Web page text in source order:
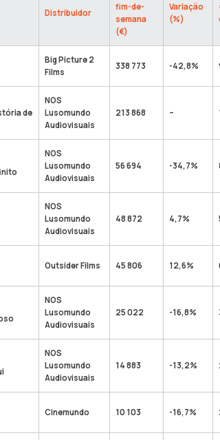
Distribuidor
fim-de-
semana
(€)
Variação
(%)
Big Picture 2
Films
338 773 -42,8%
de
NOS
Lusomundo
Audiovisuais
213 868 –
NOS
Lusomundo
Audiovisuais
56 694 -34,7%
NOS
Lusomundo
Audiovisuais
48 872 4,7%
Outsider Films 45 806 12,6%
NOS
Lusomundo
Audiovisuais
25 022 -16,8%
NOS
Lusomundo
Audiovisuais
14 883 -13,2%
Cinemundo 10 103 -16,7%